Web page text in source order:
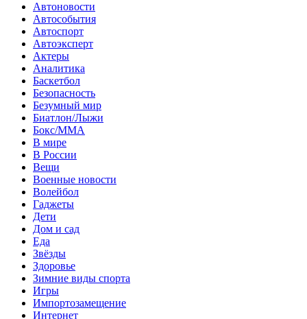
Автоновости
Автособытия
Автоспорт
Автоэксперт
Актеры
Аналитика
Баскетбол
Безопасность
Безумный мир
Биатлон/Лыжи
Бокс/MMA
В мире
В России
Вещи
Военные новости
Волейбол
Гаджеты
Дети
Дом и сад
Еда
Звёзды
Здоровье
Зимние виды спорта
Игры
Импортозамещение
Интернет